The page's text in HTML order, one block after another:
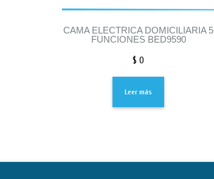
CAMA ELECTRICA DOMICILIARIA 5
FUNCIONES BED9590
$ 0
Leer más